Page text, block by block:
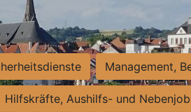
Management,
Hilfskräfte, Aushilfs- und